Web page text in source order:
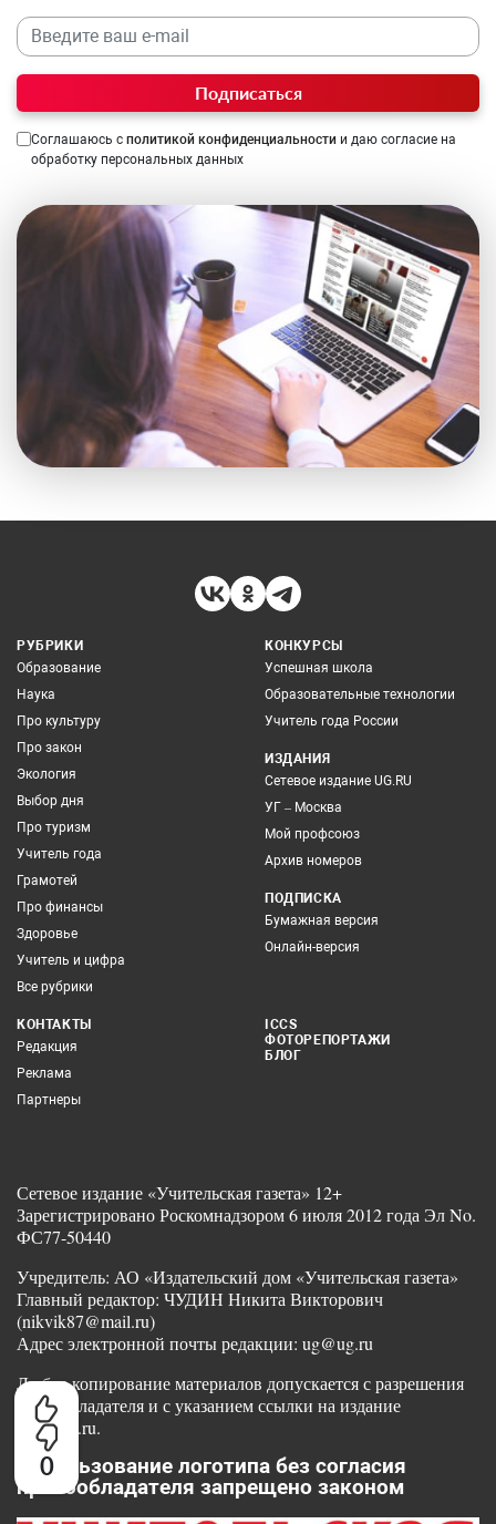
0
Подписаться
Соглашаюсь с политикой конфиденциальности и даю согласие на
обработку персональных данных
РУБРИКИ
Образование
Наука
Про культуру
Про закон
Экология
Выбор дня
Про туризм
Учитель года
Грамотей
Про финансы
Здоровье
Учитель и цифра
Все рубрики
КОНКУРСЫ
Успешная школа
Образовательные технологии
Учитель года России
ИЗДАНИЯ
Сетевое издание UG.RU
УГ – Москва
Мой профсоюз
Архив номеров
ПОДПИСКА
Бумажная версия
Онлайн-версия
КОНТАКТЫ
Редакция
Реклама
Партнеры
ICCS
ФОТОРЕПОРТАЖИ
БЛОГ
Сетевое издание «Учительская газета» 12+
Зарегистрировано Роскомнадзором 6 июля 2012 года Эл No.
ФС77-50440
Учредитель: АО «Издательский дом «Учительская газета»
Главный редактор: ЧУДИН Никита Викторович
(nikvik87@mail.ru)
Адрес электронной почты редакции: ug@ug.ru
Любое копирование материалов допускается с разрешения
правообладателя и с указанием ссылки на издание
www.ug.ru.
Использование логотипа без согласия
правообладателя запрещено законом